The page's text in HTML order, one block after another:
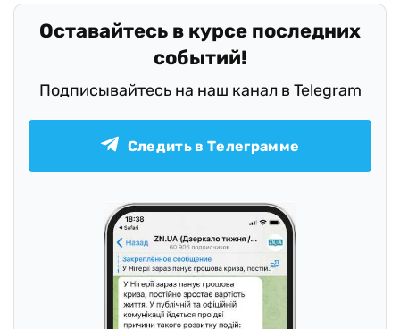
Оставайтесь в курсе последних
событий!
Подписывайтесь на наш канал в Telegram
Следить в Телеграмме